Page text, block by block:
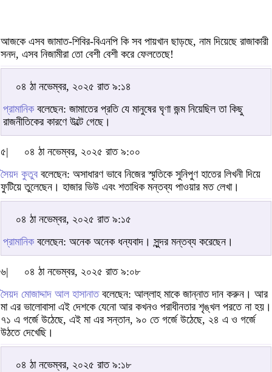
আজকে এসব জামাত-শিবির-বিএনপি কি সব পায়খান ছাড়ছে, নাম দিয়েছে রাজাকারী
সনদ, এসব নিজামীরা তো বেশী বেশী করে ফেলতেছে!
০৪ ঠা নভেম্বর, ২০২৫ রাত ৯:১৪
প্রামানিকবলেছেন: জামাতের প্রতি যে মানুষের ঘৃণা জন্ম নিয়েছিল তা কিছু
রাজনীতিকের কারণে উল্টে গেছে।
৫|
০৪ ঠা নভেম্বর, ২০২৫ রাত ৯:০০
সৈয়দ কুতুব বলেছেন: অসাধারণ ভাবে নিজের স্মৃতিকে সুনিপুণ হাতের লিখনী দিয়ে
ফুটিয়ে তুলেছেন। হাজার ভিউ এবং শতাধিক মন্তব্য পাওয়ার মত লেখা।
০৪ ঠা নভেম্বর, ২০২৫ রাত ৯:১৫
প্রামানিকবলেছেন: অনেক অনেক ধন্যবাদ। সুন্দর মন্তব্য করেছেন।
৬|
০৪ ঠা নভেম্বর, ২০২৫ রাত ৯:০৮
সৈয়দ মোজাদ্দাদ আল হাসানাতবলেছেন: আল্লাহ মাকে জান্নাত দান করুন। আর
মা এর ভালোবাসা এই দেশকে যেনো আর কখনও পরাধীনতার শৃঙ্খল পরতে না হয়।
৭১ এ গর্জে উঠেছে, এই মা এর সন্তান, ৯০ তে গর্জে উঠেছে, ২৪ এ ও গর্জে
উঠতে দেখেছি।
০৪ ঠা নভেম্বর, ২০২৫ রাত ৯:১৮